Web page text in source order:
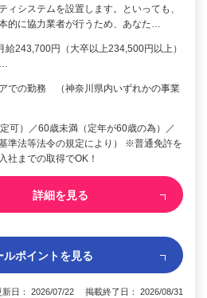
ィシステムを設置します。といっても、
的に協力業者が行うため、あなた…
給243,700円（大卒以上234,500円以上）
での勤務 （神奈川県内いずれかの事業
可）／60歳未満（定年が60歳の為）／
準法等法令の規定により） ※普通免許を
社までの取得でOK！
詳細を見る
ルポイントを見る
新日： 2026/07/22 掲載終了日： 2026/08/31